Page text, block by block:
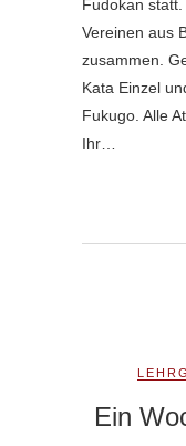
Fudokan
Vereinen aus
zusammen.
Kata Einzel
Fukugo. Alle
Ihr…
Ein